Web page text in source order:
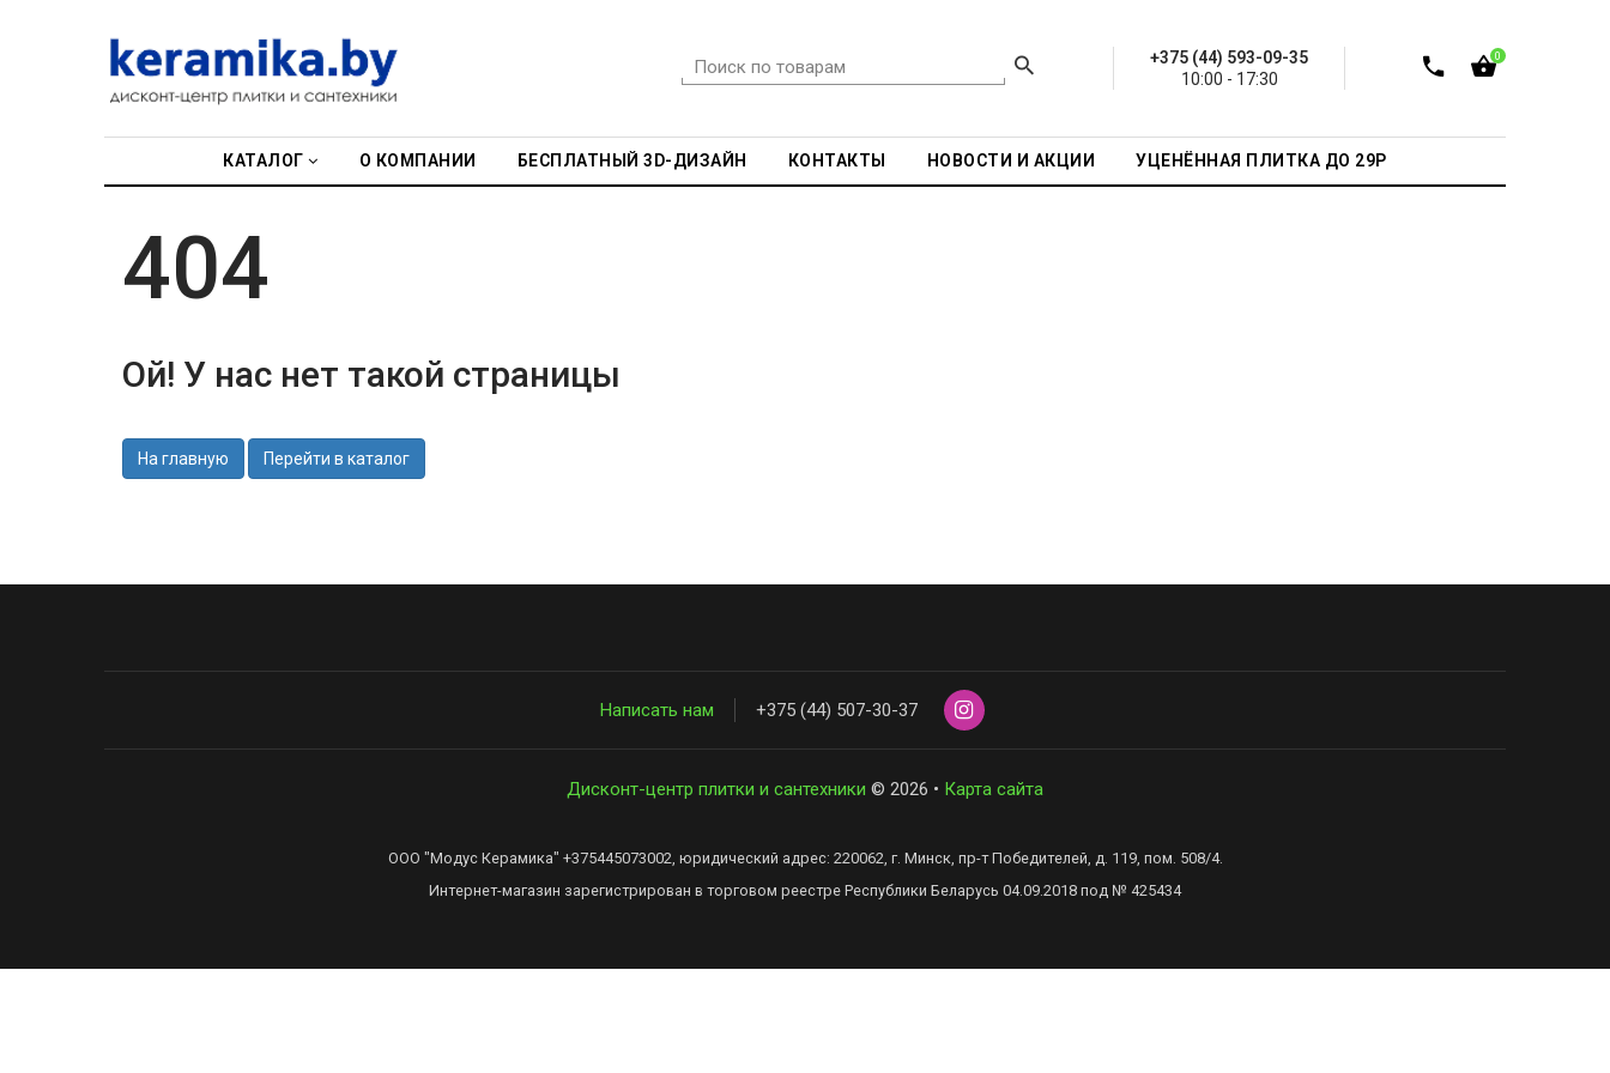
+375 (44) 593-09-35
10:00 - 17:30
0
КАТАЛОГ О КОМПАНИИ БЕСПЛАТНЫЙ 3D-ДИЗАЙН КОНТАКТЫ НОВОСТИ И АКЦИИ УЦЕНЁННАЯ ПЛИТКА ДО 29Р
О КОМПАНИИ
3D-ДИЗАЙН
404
Ой! У нас нет такой страницы
На главную Перейти в каталог
Написать нам +375 (44) 507-30-37
Дисконт-центр плитки и сантехники © 2026 • Карта сайта
ООО "Модус Керамика" +375445073002, юридический адрес: 220062, г. Минск, пр-т Победителей, д. 119, пом. 508/4.
Интернет-магазин зарегистрирован в торговом реестре Республики Беларусь 04.09.2018 под № 425434